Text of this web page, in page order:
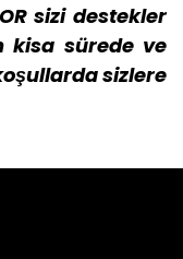
sizi destekler
kisa sürede ve
şullarda sizlere